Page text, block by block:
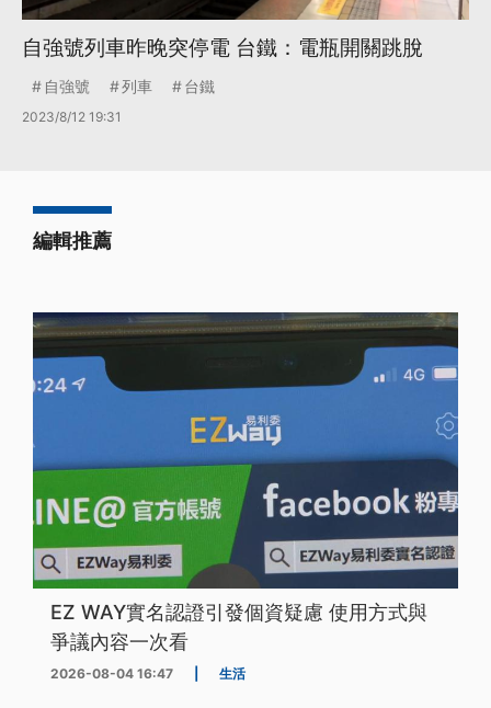
自強號列車昨晚突停電 台鐵：電瓶開關跳脫
自強號 列車 台鐵
2023/8/12 19:31
編輯推薦
EZ WAY實名認證引發個資疑慮 使用方式與
爭議內容一次看
2026-08-04 16:47 生活